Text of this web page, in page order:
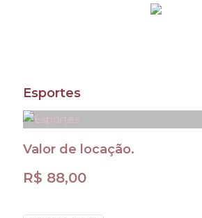
Esportes
Valor de locação.
R$ 88,00